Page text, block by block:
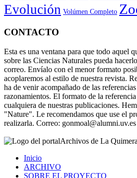
Evolución Volúmen Completo
CONTACTO
Esta es una ventana para que todo aquel
sobre las Ciencias Naturales pueda
correo. Envíalo con el menor formato
acoplaremos al estilo de nuestra revista.
ha de venir acompañado de las
razonamientos. El formato de la
cualquiera de nuestras publicaciones.
"Nature". Le recomendamos que use el
realizarla. Correo: gonmoal@alumni.uv.es
Archivos de La
Inicio
ARCHIVO
SOBRE EL PROYECTO